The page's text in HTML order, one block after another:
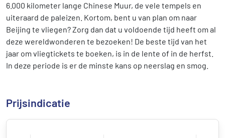
6.000 kilometer lange Chinese Muur, de vele tempels en
uiteraard de paleizen. Kortom, bent u van plan om naar
Beijing te vliegen? Zorg dan dat u voldoende tijd heeft om al
deze wereldwonderen te bezoeken! De beste tijd van het
jaar om vliegtickets te boeken, is in de lente of in de herfst.
In deze periode is er de minste kans op neerslag en smog.
Prijsindicatie